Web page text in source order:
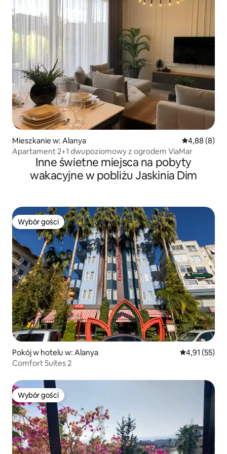
Mieszkanie w: Alanya Średnia
4,88 (8)
Apartament 2+1 dwupoziomowy z ogrodem ViaMar
Inne świetne miejsca na pobyty
wakacyjne w pobliżu Jaskinia Dim
Wybór gości
Wybór gości
Pokój w hotelu w: Alanya Średnia
4,91 (55)
Comfort Suites 2
Wybór gości
Wybór gości